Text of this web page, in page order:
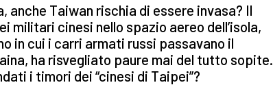
anche Taiwan rischia di essere invasa? Il
militari cinesi nello spazio aereo dell’isola,
in cui i carri armati russi passavano il
ha risvegliato paure mai del tutto sopite.
i timori dei “cinesi di Taipei”?